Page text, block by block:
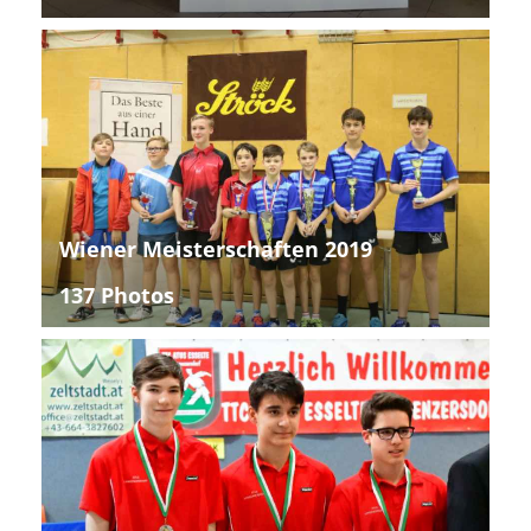
Wiener Meisterschaften 2019
137 Photos